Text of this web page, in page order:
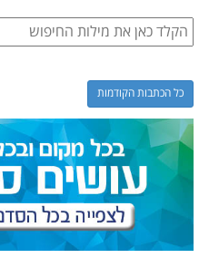
כל הכתבות הקודמות